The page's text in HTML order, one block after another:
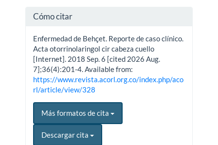
Cómo citar
Enfermedad de Behçet. Reporte de caso clínico.
Acta otorrinolaringol cir cabeza cuello
[Internet]. 2018 Sep. 6 [cited 2026 Aug.
7];36(4):201-4. Available from:
https://www.revista.acorl.org.co/index.php/aco
rl/article/view/328
Más formatos de cita
Descargar cita